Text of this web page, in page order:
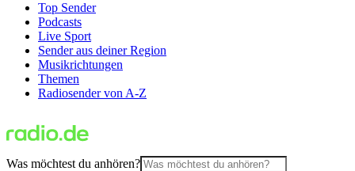
Top Sender
Podcasts
Live Sport
Sender aus deiner Region
Musikrichtungen
Themen
Radiosender von A-Z
Was möchtest du anhören?